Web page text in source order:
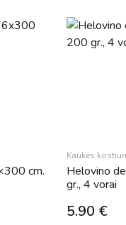
cm.
Kaukės
Helovino
gr., 4 vorai
5.90 €